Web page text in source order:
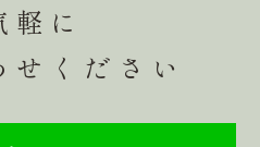
軽に
せください